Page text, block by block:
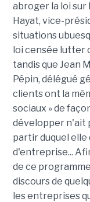
abroger la loi sur
Hayat, vice-
situations
loi censée lutter
tandis que Jean
Pépin, délégué
clients ont la
sociaux » de
développer n'ait
partir duquel elle
d'entreprise...
de ce
discours de
les entreprises